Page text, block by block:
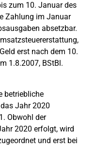
zum 10. Januar des
Zahlung im Januar
absetzbar.
erst nach dem 10.
1.8.2007, BStBl.
betriebliche
Jahr 2020
Obwohl der
2020 erfolgt, wird
und erst bei